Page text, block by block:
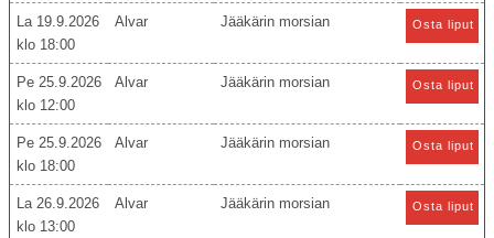
La 19.9.2026
18:00
Alvar Jääkärin morsian Osta liput
Pe 25.9.2026
12:00
Alvar Jääkärin morsian Osta liput
Pe 25.9.2026
18:00
Alvar Jääkärin morsian Osta liput
La 26.9.2026
13:00
Alvar Jääkärin morsian Osta liput